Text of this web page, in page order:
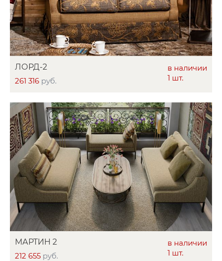
в наличии
1 шт.
ЛОРД-2
261 316 руб.
в наличии
1 шт.
МАРТИН 2
212 655 руб.